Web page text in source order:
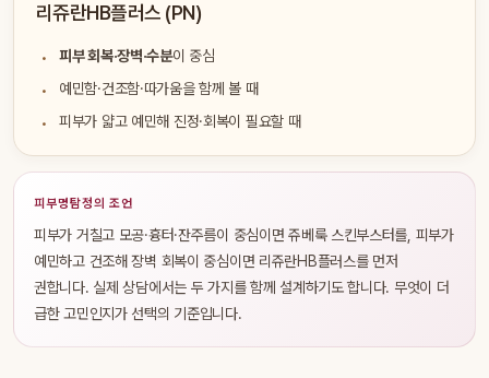
리쥬란HB플러스 (PN)
피부 회복·장벽·수분이 중심
예민함·건조함·따가움을 함께 볼 때
피부가 얇고 예민해 진정·회복이 필요할 때
피부명탐정의 조언
피부가 거칠고 모공·흉터·잔주름이 중심이면 쥬베룩 스킨부스터를, 피부가
예민하고 건조해 장벽 회복이 중심이면 리쥬란HB플러스를 먼저
권합니다. 실제 상담에서는 두 가지를 함께 설계하기도 합니다. 무엇이 더
급한 고민인지가 선택의 기준입니다.